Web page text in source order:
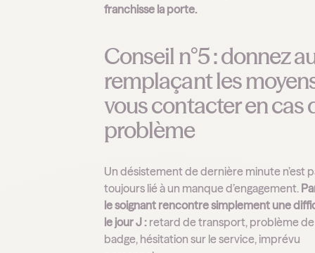
franchisse la porte.
Conseil n°5 : donnez
remplaçant les
vous contacter en cas
problème
Un désistement de dernière minute n’est
toujours lié à un manque d’engagement.
le soignant rencontre simplement une
le jour J : retard de transport, problème de
badge, hésitation sur le service, imprévu